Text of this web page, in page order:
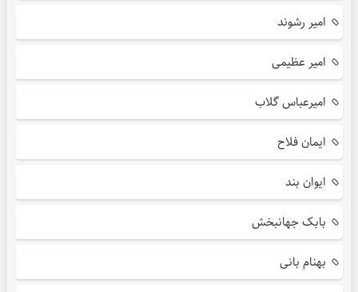
امیر رشوند
امیر عظیمی
امیرعباس گلاب
ایمان فلاح
ایوان بند
بابک جهانبخش
بهنام بانی